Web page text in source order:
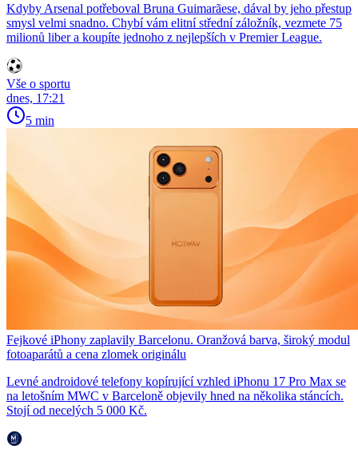
Kdyby Arsenal potřeboval Bruna Guimarãese, dával by jeho přestup
smysl velmi snadno. Chybí vám elitní střední záložník, vezmete 75
milionů liber a koupíte jednoho z nejlepších v Premier League.
Vše o sportu
dnes, 17:21
5 min
Fejkové iPhony zaplavily Barcelonu. Oranžová barva, široký modul
fotoaparátů a cena zlomek originálu
Levné androidové telefony kopírující vzhled iPhonu 17 Pro Max se
na letošním MWC v Barceloně objevily hned na několika stáncích.
Stojí od necelých 5 000 Kč.